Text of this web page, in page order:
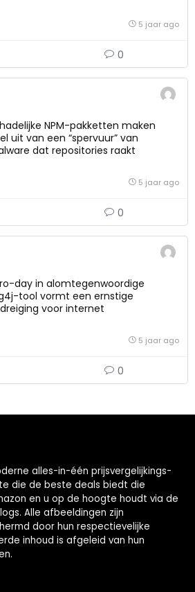
5 jaar ago
0
NPM-pakketten maken
uit van een “spervuur” van
dat repositories raakt
5 jaar ago
0
day in alomtegenwoordige
tool vormt een ernstige
voor internet
5 jaar ago
0
alles-in-één prijsvergelijkings-
die de beste deals biedt die
en u op de hoogte houdt via de
Alle afbeeldingen zijn
door hun respectievelijke
inhoud is afgeleid van hun